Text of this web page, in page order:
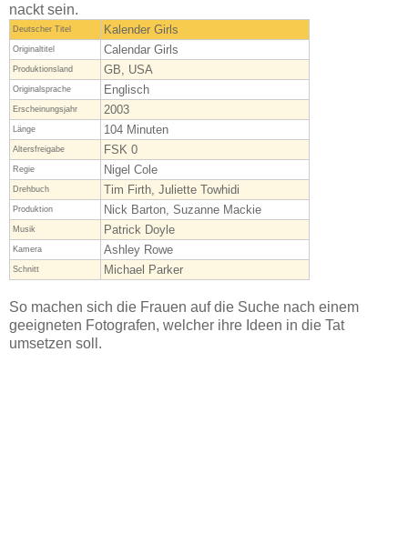
nackt sein.
Deutscher Titel Kalender Girls
Originaltitel Calendar Girls
Produktionsland GB, USA
Originalsprache Englisch
Erscheinungsjahr 2003
Länge 104 Minuten
Altersfreigabe FSK 0
Regie Nigel Cole
Drehbuch Tim Firth, Juliette Towhidi
Produktion Nick Barton, Suzanne Mackie
Musik Patrick Doyle
Kamera Ashley Rowe
Schnitt Michael Parker
So machen sich die Frauen auf die Suche nach einem
geeigneten Fotografen, welcher ihre Ideen in die Tat
umsetzen soll.